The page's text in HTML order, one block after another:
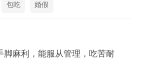
包吃 婚假
脚麻利，能服从管理，吃苦耐